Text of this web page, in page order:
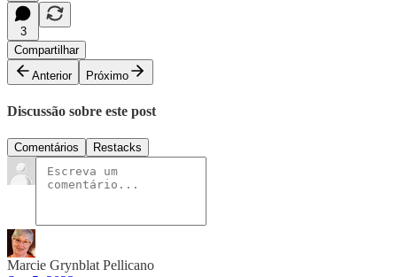
3
Compartilhar
Anterior
Próximo
Discussão sobre este post
Comentários Restacks
Marcie Grynblat Pellicano